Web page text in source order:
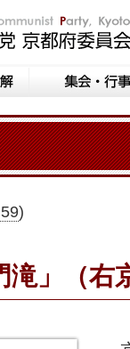
)
滝」（右